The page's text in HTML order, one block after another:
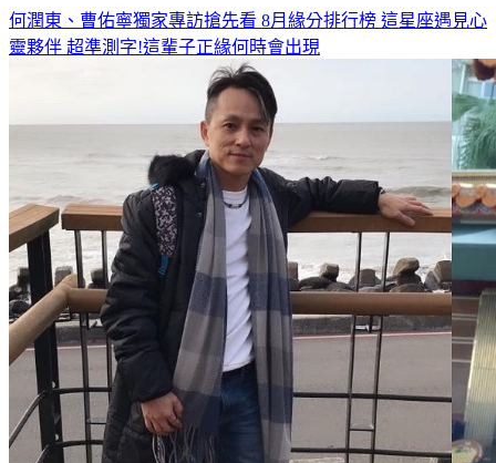
何潤東、曹佑寧獨家專訪搶先看 8月緣分排行榜 這星座遇見心
靈夥伴 超準測字!這輩子正緣何時會出現